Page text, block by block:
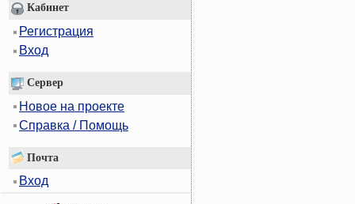
Кабинет
Регистрация
Вход
Сервер
Новое на проекте
Справка / Помощь
Почта
Вход